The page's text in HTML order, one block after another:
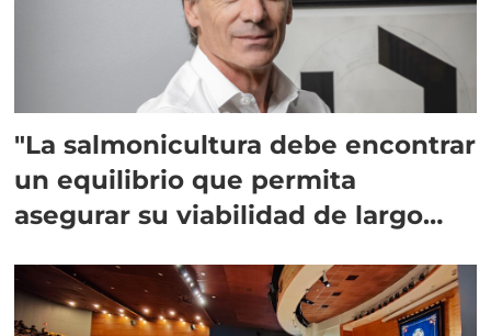
"La salmonicultura debe encontrar
un equilibrio que permita
asegurar su viabilidad de largo